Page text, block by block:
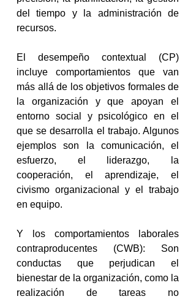
del tiempo y la administración de
recursos.
El desempeño contextual (CP)
incluye comportamientos que van
más allá de los objetivos formales de
la organización y que apoyan el
entorno social y psicológico en el
que se desarrolla el trabajo. Algunos
ejemplos son la comunicación, el
esfuerzo, el liderazgo, la
cooperación, el aprendizaje, el
civismo organizacional y el trabajo
en equipo.
Y los comportamientos laborales
contraproducentes (CWB): Son
conductas que perjudican el
bienestar de la organización, como la
realización de tareas no